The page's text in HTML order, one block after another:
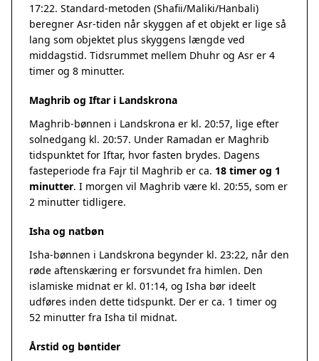
17:22. Standard-metoden (Shafii/Maliki/Hanbali)
beregner Asr-tiden når skyggen af et objekt er lige så
lang som objektet plus skyggens længde ved
middagstid. Tidsrummet mellem Dhuhr og Asr er 4
timer og 8 minutter.
Maghrib og Iftar i Landskrona
Maghrib-bønnen i Landskrona er kl. 20:57, lige efter
solnedgang kl. 20:57. Under Ramadan er Maghrib
tidspunktet for Iftar, hvor fasten brydes. Dagens
fasteperiode fra Fajr til Maghrib er ca. 18 timer og 1
minutter. I morgen vil Maghrib være kl. 20:55, som er
2 minutter tidligere.
Isha og natbøn
Isha-bønnen i Landskrona begynder kl. 23:22, når den
røde aftenskæring er forsvundet fra himlen. Den
islamiske midnat er kl. 01:14, og Isha bør ideelt
udføres inden dette tidspunkt. Der er ca. 1 timer og
52 minutter fra Isha til midnat.
Årstid og bøntider